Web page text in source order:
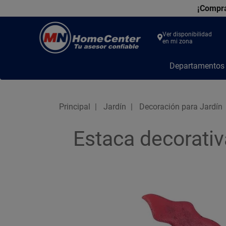
Center
Ver disponibilidad
en mi zona
Departamentos
Principal Jardín Decoración para Jardín
Estaca